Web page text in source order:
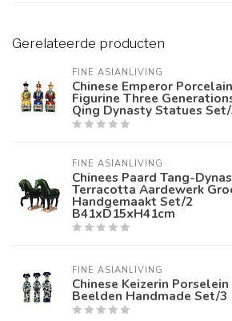
Gerelateerde producten
FINE ASIANLIVING
Chinese Emperor Porcelain
Figurine Three
Qing Dynasty Statues
FINE ASIANLIVING
Chinees Paard Tang-
Terracotta Aardewerk
Handgemaakt Set/2
B41xD15xH41cm
FINE ASIANLIVING
Chinese Keizerin Porselein
Beelden Handmade Set/3